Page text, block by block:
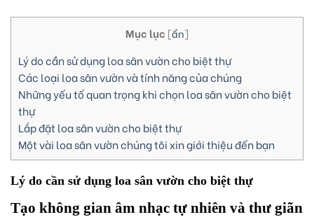
Mục lục [ẩn]
Lý do cần sử dụng loa sân vườn cho biệt thự
Các loại loa sân vườn và tính năng của chúng
Những yếu tố quan trọng khi chọn loa sân vườn cho biệt
thự
Lắp đặt loa sân vườn cho biệt thự
Một vài loa sân vườn chúng tôi xin giới thiệu đến bạn
Lý do cần sử dụng loa sân vườn cho biệt thự
Tạo không gian âm nhạc tự nhiên và thư giãn